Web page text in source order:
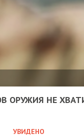
ОРУЖИЯ НЕ
УВИДЕНО